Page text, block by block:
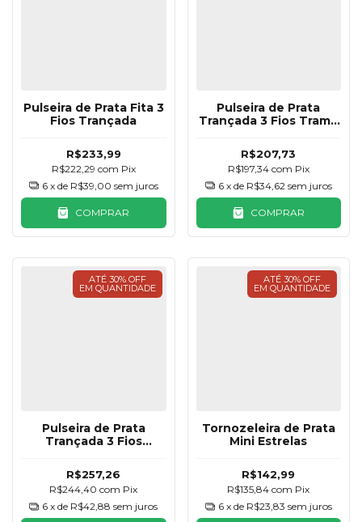
Pulseira de Prata Fita 3
Fios Trançada
R$233,99
R$222,29 com Pix
6 x de R$39,00 sem juros
COMPRAR
Pulseira de Prata
Trançada 3 Fios Trama
R$207,73
R$197,34 com Pix
6 x de R$34,62 sem juros
COMPRAR
ATÉ 30% OFF
EM QUANTIDADE
Pulseira de Prata
Trançada 3 Fios
R$257,26
R$244,40com Pix
6 x de R$42,88 sem juros
ATÉ 30% OFF
EM QUANTIDADE
Tornozeleira de Prata
Mini Estrelas
R$142,99
R$135,84com Pix
6 x de R$23,83 sem juros